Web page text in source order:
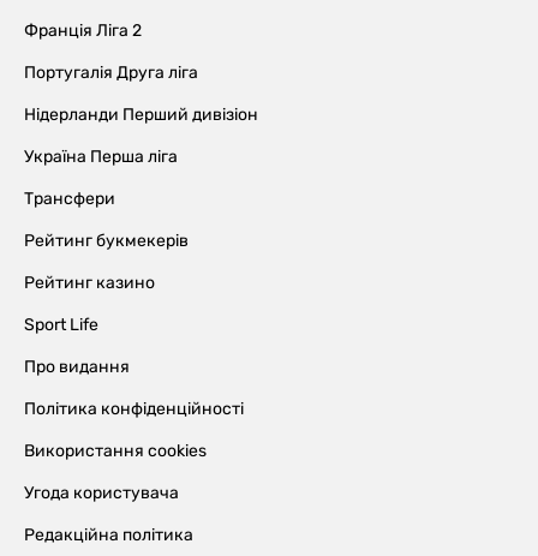
Франція Ліга 2
Португалія Друга ліга
Нідерланди Перший дивізіон
Україна Перша ліга
Трансфери
Рейтинг букмекерів
Рейтинг казино
Sport Life
Про видання
Політика конфіденційності
Використання cookies
Угода користувача
Редакційна політика